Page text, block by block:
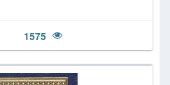
1575